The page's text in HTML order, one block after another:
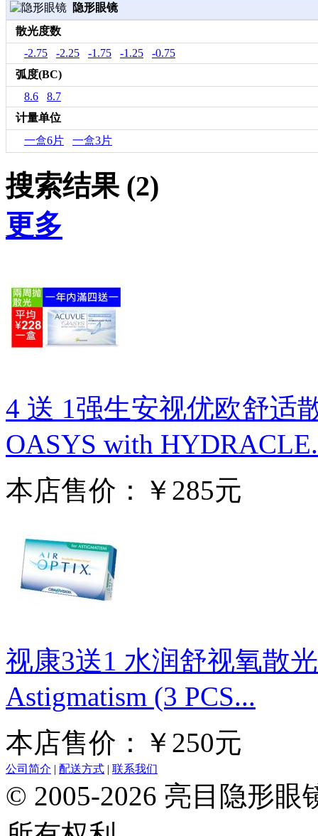
隐形眼镜
散光度数
-2.75
-2.25 -1.75 -1.25
-0.75
弧度(BC)
8.6
8.7
计量单位
一盒6片
一盒3片
搜索结果 (2)
更多
4 送 1强生安视优欧舒适
OASYS with
本店售价：￥285元
视康3送1 水润舒视氧散
Astigmatism (3 PCS...
本店售价：￥250元
公司简介 | 配送方式 | 联系我们
© 2005-2026 亮目隐形